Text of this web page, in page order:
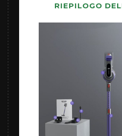
RIEPILOGO